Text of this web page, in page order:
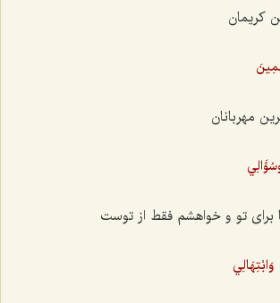
کریمان
مهربانان
برای تو و خواهشم فقط از توست